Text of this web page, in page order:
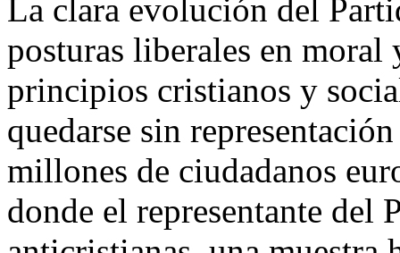
La clara evolución del
posturas liberales en moral
principios cristianos y
quedarse sin
millones de ciudadanos
donde el representante del